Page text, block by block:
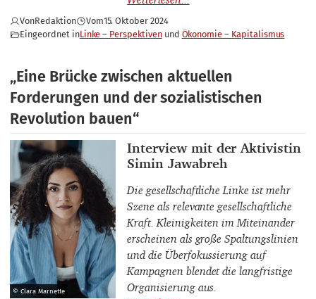
VonRedaktion Vom15. Oktober 2024
Eingeordnet inLinke – Perspektiven Ökonomie – Kapitalismus
„Eine Brücke zwischen aktuellen
Forderungen und der sozialistischen
Revolution bauen“
© Clara Marnette
Interviewpartner_innen
Interview mit der Aktivistin
Simin Jawabreh
Die gesellschaftliche Linke ist mehr
Szene als relevante gesellschaftliche
Kraft. Kleinigkeiten im Miteinander
erscheinen als große Spaltungslinien
und die Überfokussierung auf
Kampagnen blendet die langfristige
Organisierung aus.